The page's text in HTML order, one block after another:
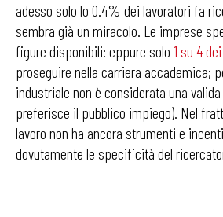
adesso solo lo 0.4% dei lavoratori fa
sembra già un miracolo. Le imprese
figure disponibili: eppure solo 1 su 4
proseguire nella carriera accademica;
industriale non è considerata una
preferisce il pubblico impiego). Nel
lavoro non ha ancora strumenti e
dovutamente le specificità del